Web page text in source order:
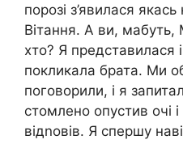
порозі з’явилася
Вітання. А ви,
хто? Я представилася
покликала брата. Ми
поговорили, і я
стомлено опустив очі і
відnовів. Я спершу